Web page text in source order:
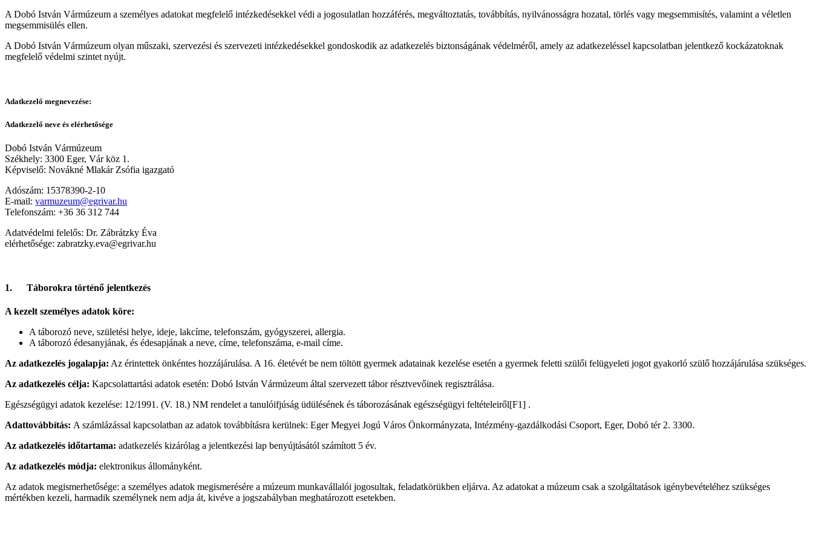
A Dobó István Vármúzeum a személyes adatokat megfelelő intézkedésekkel védi a jogosulatlan hozzáférés, megváltoztatás, továbbítás, nyilvánosságra hozatal, törlés vagy megsemmisítés, valamint a véletlen
megsemmisülés ellen.
A Dobó István Vármúzeum olyan műszaki, szervezési és szervezeti intézkedésekkel gondoskodik az adatkezelés biztonságának védelméről, amely az adatkezeléssel kapcsolatban jelentkező kockázatoknak
megfelelő védelmi szintet nyújt.
Adatkezelő megnevezése:
Adatkezelő neve és elérhetősége
Dobó István Vármúzeum
Székhely: 3300 Eger, Vár köz 1.
Képviselő: Novákné Mlakár Zsófia igazgató
Adószám: 15378390-2-10
E-mail: varmuzeum@egrivar.hu
Telefonszám: +36 36 312 744
Adatvédelmi felelős: Dr. Zábrátzky Éva
elérhetősége: zabratzky.eva@egrivar.hu
1. Táborokra történő jelentkezés
A kezelt személyes adatok köre:
A táborozó neve, születési helye, ideje, lakcíme, telefonszám, gyógyszerei, allergia.
A táborozó édesanyjának, és édesapjának a neve, címe, telefonszáma, e-mail címe.
Az adatkezelés jogalapja: Az érintettek önkéntes hozzájárulása. A 16. életévét be nem töltött gyermek adatainak kezelése esetén a gyermek feletti szülői felügyeleti jogot gyakorló szülő hozzájárulása szükséges.
Az adatkezelés célja: Kapcsolattartási adatok esetén: Dobó István Vármúzeum által szervezett tábor résztvevőinek regisztrálása.
Egészségügyi adatok kezelése: 12/1991. (V. 18.) NM rendelet a tanulóifjúság üdülésének és táborozásának egészségügyi feltételeiről[F1] .
Adattovábbítás: A számlázással kapcsolatban az adatok továbbításra kerülnek: Eger Megyei Jogú Város Önkormányzata, Intézmény-gazdálkodási Csoport, Eger, Dobó tér 2. 3300.
Az adatkezelés időtartama: adatkezelés kizárólag a jelentkezési lap benyújtásától számított 5 év.
Az adatkezelés módja: elektronikus állományként.
Az adatok megismerhetősége: a személyes adatok megismerésére a múzeum munkavállalói jogosultak, feladatkörükben eljárva. Az adatokat a múzeum csak a szolgáltatások igénybevételéhez szükséges
mértékben kezeli, harmadik személynek nem adja át, kivéve a jogszabályban meghatározott esetekben.